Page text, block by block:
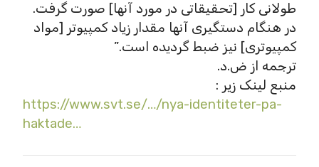
طولانی کار [تحقیقاتی در مورد آنها] صورت گرفت.
در هنگام دستگیری آنها مقدار زیاد کمپیوتر [مواد
کمپیوتری] نیز ضبط گردیده است.”
ترجمه از ض.د.
منبع لینک زیر :
https://www.svt.se/…/nya-identiteter-pa-
haktade…